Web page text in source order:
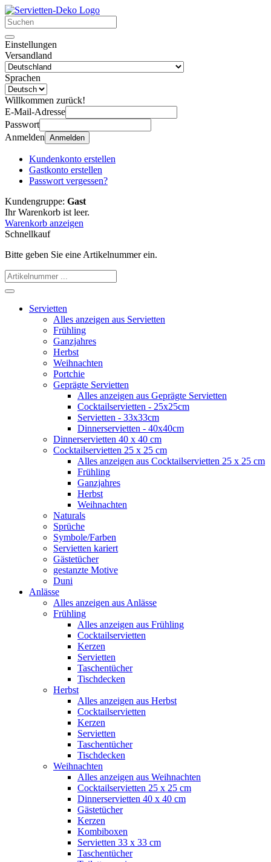
Einstellungen
Versandland
Sprachen
Willkommen zurück!
E-Mail-Adresse
Passwort
Anmelden Anmelden
Kundenkonto erstellen
Gastkonto erstellen
Passwort vergessen?
Kundengruppe: Gast
Ihr Warenkorb ist leer.
Warenkorb anzeigen
Schnellkauf
Bitte geben Sie eine Artikelnummer ein.
Servietten
Alles anzeigen aus Servietten
Frühling
Ganzjahres
Herbst
Weihnachten
Portchie
Geprägte Servietten
Alles anzeigen aus Geprägte Servietten
Cocktailservietten - 25x25cm
Servietten - 33x33cm
Dinnerservietten - 40x40cm
Dinnerservietten 40 x 40 cm
Cocktailservietten 25 x 25 cm
Alles anzeigen aus Cocktailservietten 25 x 25 cm
Frühling
Ganzjahres
Herbst
Weihnachten
Naturals
Sprüche
Symbole/Farben
Servietten kariert
Gästetücher
gestanzte Motive
Duni
Anlässe
Alles anzeigen aus Anlässe
Frühling
Alles anzeigen aus Frühling
Cocktailservietten
Kerzen
Servietten
Taschentücher
Tischdecken
Herbst
Alles anzeigen aus Herbst
Cocktailservietten
Kerzen
Servietten
Taschentücher
Tischdecken
Weihnachten
Alles anzeigen aus Weihnachten
Cocktailservietten 25 x 25 cm
Dinnerservietten 40 x 40 cm
Gästetücher
Kerzen
Kombiboxen
Servietten 33 x 33 cm
Taschentücher